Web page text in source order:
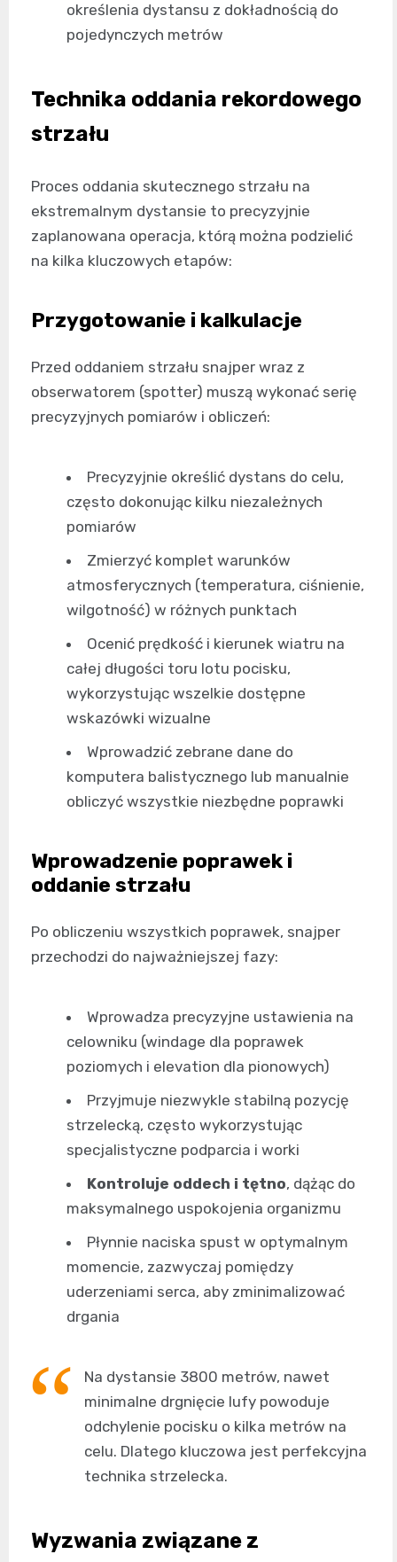
określenia dystansu z dokładnością do
pojedynczych metrów
Technika oddania rekordowego
strzału
Proces oddania skutecznego strzału na
ekstremalnym dystansie to precyzyjnie
zaplanowana operacja, którą można podzielić
na kilka kluczowych etapów:
Przygotowanie i kalkulacje
Przed oddaniem strzału snajper wraz z
obserwatorem (spotter) muszą wykonać serię
precyzyjnych pomiarów i obliczeń:
Precyzyjnie określić dystans do celu,
często dokonując kilku niezależnych
pomiarów
Zmierzyć komplet warunków
atmosferycznych (temperatura, ciśnienie,
wilgotność) w różnych punktach
Ocenić prędkość i kierunek wiatru na
całej długości toru lotu pocisku,
wykorzystując wszelkie dostępne
wskazówki wizualne
Wprowadzić zebrane dane do
komputera balistycznego lub manualnie
obliczyć wszystkie niezbędne poprawki
Wprowadzenie poprawek i
oddanie strzału
Po obliczeniu wszystkich poprawek, snajper
przechodzi do najważniejszej fazy:
Wprowadza precyzyjne ustawienia na
celowniku (windage dla poprawek
poziomych i elevation dla pionowych)
Przyjmuje niezwykle stabilną pozycję
strzelecką, często wykorzystując
specjalistyczne podparcia i worki
Kontroluje oddech i tętno, dążąc do
maksymalnego uspokojenia organizmu
Płynnie naciska spust w optymalnym
momencie, zazwyczaj pomiędzy
uderzeniami serca, aby zminimalizować
drgania
Na dystansie 3800 metrów, nawet
minimalne drgnięcie lufy powoduje
odchylenie pocisku o kilka metrów na
celu. Dlatego kluczowa jest perfekcyjna
technika strzelecka.
Wyzwania związane z